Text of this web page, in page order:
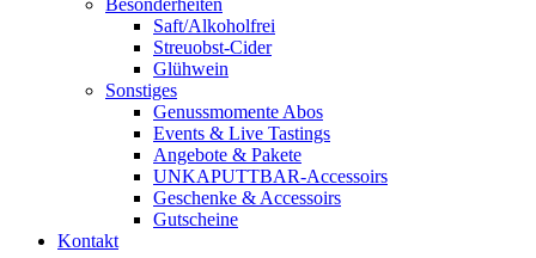
Besonderheiten
Saft/Alkoholfrei
Streuobst-Cider
Glühwein
Sonstiges
Genussmomente Abos
Events & Live Tastings
Angebote & Pakete
UNKAPUTTBAR-Accessoirs
Geschenke & Accessoirs
Gutscheine
Kontakt